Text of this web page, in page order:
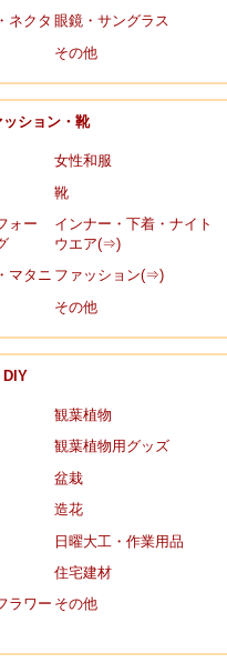
ネクタ 眼鏡・サングラス
その他
ション・靴
女性和服
靴
ォー
インナー・下着・ナイト
ウエア(⇒)
マタニ ファッション(⇒)
その他
DIY
観葉植物
観葉植物用グッズ
盆栽
造花
日曜大工・作業用品
住宅建材
ラワー その他